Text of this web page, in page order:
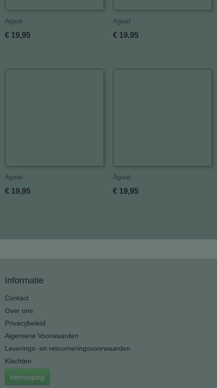
Agaat
€ 19,95
Agaat
€ 19,95
Agaat
€ 19,95
Agaat
€ 19,95
Informatie
Contact
Over ons
Privacybeleid
Algemene Voorwaarden
Leverings- en retourneringsvoorwaarden
Klachten
Herroeping